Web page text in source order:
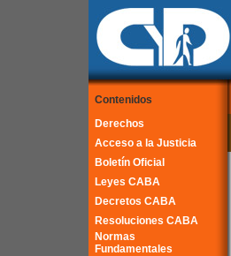
Contenidos
Derechos
Acceso a la Justicia
Boletín Oficial
Leyes CABA
Decretos CABA
Resoluciones CABA
Normas
Fundamentales